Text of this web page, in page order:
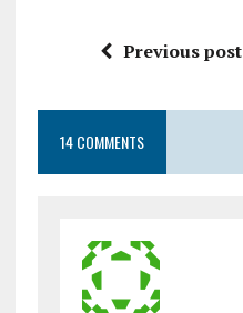
ce
o
o
k
it
r
ai at
A
p
Previous post
14 COMMENTS